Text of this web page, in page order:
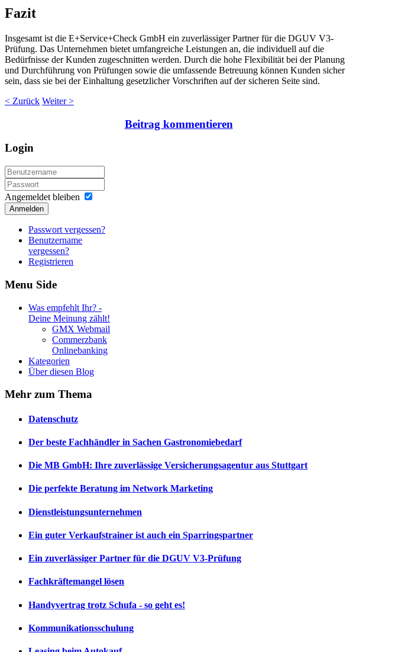
Fazit
Insgesamt ist die E+Service+Check GmbH ein zuverlässiger Partner für die DGUV V3-
Prüfung. Das Unternehmen bietet umfangreiche Leistungen an, die individuell auf die
Bedürfnisse der Kunden zugeschnitten werden. Durch die hohe Flexibilität bei der Planung
und Durchführung von Prüfungen sowie die umfassende Betreuung können Kunden sicher
sein, dass sie bei der Einhaltung gesetzlicher Vorschriften auf der sicheren Seite sind.
< Zurück Weiter >
Beitrag kommentieren
Login
Angemeldet bleiben
Anmelden
Passwort vergessen?
Benutzername
vergessen?
Registrieren
Menu Side
Was empfehlt Ihr? -
Deine Meinung zählt!
GMX Webmail
Commerzbank
Onlinebanking
Kategorien
Über diesen Blog
Mehr zum Thema
Datenschutz
Der beste Fachhändler in Sachen Gastronomiebedarf
Die MB GmbH: Ihre zuverlässige Versicherungsagentur aus Stuttgart
Die perfekte Beratung im Network Marketing
Dienstleistungsunternehmen
Ein guter Verkaufstrainer ist auch ein Sparringspartner
Ein zuverlässiger Partner für die DGUV V3-Prüfung
Fachkräftemangel lösen
Handyvertrag trotz Schufa - so geht es!
Kommunikationsschulung